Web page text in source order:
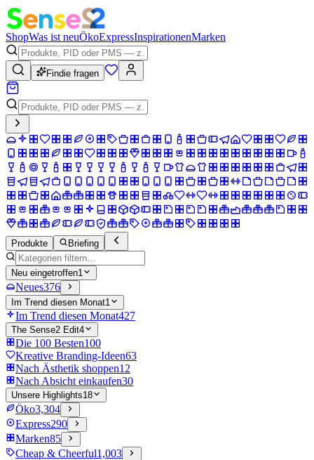
ShopWas ist neuÖkoExpressInspirationenMarken
Findie fragen
Produkte Briefing
Neu eingetroffen1
Neues376
Im Trend diesen Monat1
Im Trend diesen Monat427
The Sense2 Edit4
Die 100 Besten100
Kreative Branding-Ideen63
Nach Ästhetik shoppen12
Nach Absicht einkaufen30
Unsere Highlights18
Öko3,304
Express290
Marken85
Cheap & Cheerful1,003